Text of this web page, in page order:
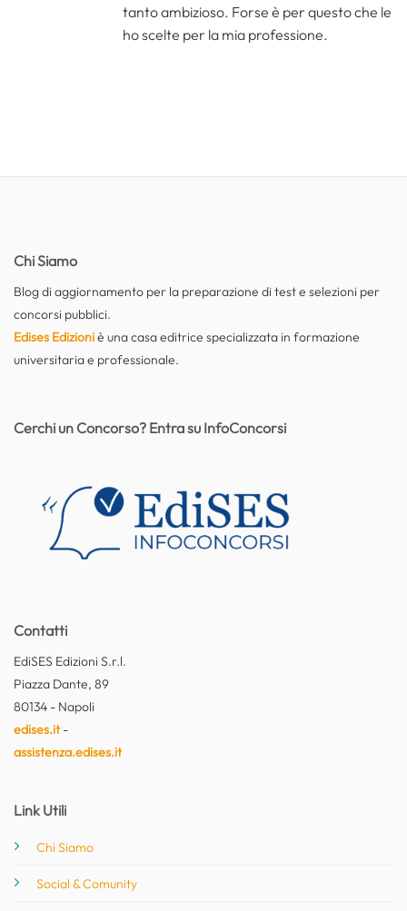
tanto ambizioso. Forse è per questo che le
ho scelte per la mia professione.
Chi Siamo
Blog di aggiornamento per la preparazione di test e selezioni per
concorsi pubblici.
Edises Edizioniè una casa editrice specializzata in formazione
universitaria e professionale.
Contatti
EdiSES Edizioni S.r.l.
Piazza Dante, 89
80134 - Napoli
edises.it-
assistenza.edises.it
Link Utili
Chi Siamo
Social & Comunity
Cerchi un Concorso? Entra su InfoConcorsi